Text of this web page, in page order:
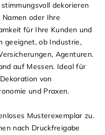
dekorieren
oder Ihre
für Ihre Kunden und
geeignet, ob Industrie,
Agenturen.
auf Messen. Ideal für
von
und Praxen.
Musterexemplar zu.
nach Druckfreigabe